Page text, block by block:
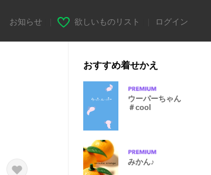
お知らせ 欲しいものリスト ログイン
おすすめ着せかえ
ウーパーちゃん
＃cool
みかん♪